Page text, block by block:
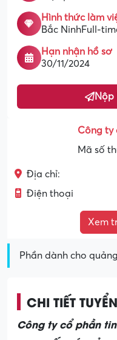
Hình thức làm
Bắc NinhFull-
Hạn nhận hồ sơ
30/11/2024
Nộp
Công ty
Mã số
Địa chỉ:
Điện thoại
Xem
Phần dành cho
CHI TIẾT
Công ty cổ phần